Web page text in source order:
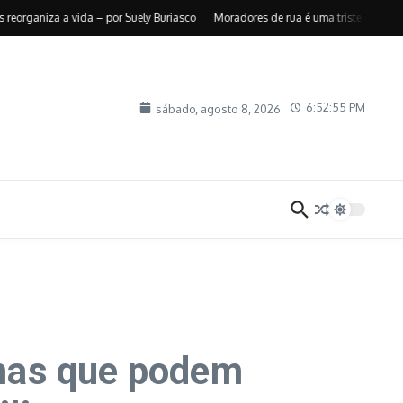
a vida – por Suely Buriasco Moradores de rua é uma triste realidade – por
sábado, agosto 8, 2026 6:52:57 PM
que podem